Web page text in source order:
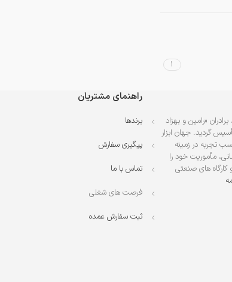
1
ابزار در سال 1380 توسط برادران «رامین و بهزاد
گردید. جهان ابزار
تجربه در زمینه
مأموریت خود را
کارگاه های صنعتی
راهنمای مشتریان
برندها
پیگیری سفارش
تماس با ما
فرصت های شغلی
ثبت سفارش عمده